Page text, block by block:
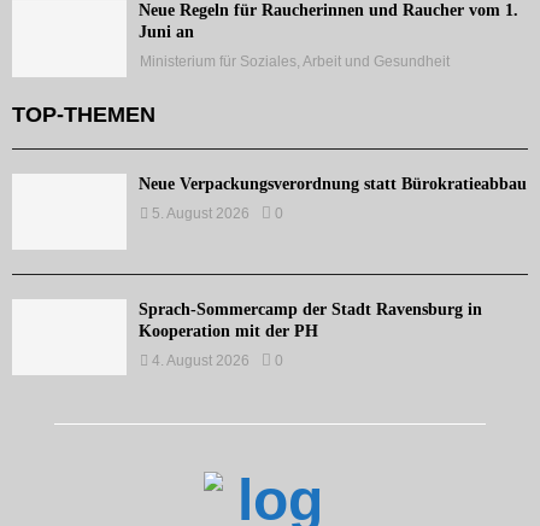
Neue Regeln für Raucherinnen und Raucher vom 1.
Juni an
Ministerium für Soziales, Arbeit und Gesundheit
TOP-THEMEN
Neue Verpackungsverordnung statt Bürokratieabbau
5. August 2026 0
Sprach-Sommercamp der Stadt Ravensburg in
Kooperation mit der PH
4. August 2026 0